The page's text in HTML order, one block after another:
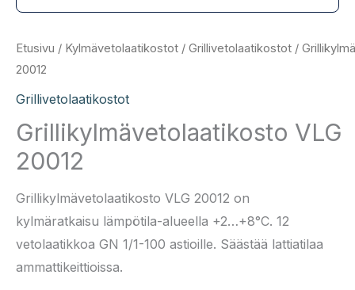
Etusivu / Kylmävetolaatikostot / Grillivetolaatikostot /
20012
Grillivetolaatikostot
Grillikylmävetolaatikosto VLG
20012
Grillikylmävetolaatikosto VLG 20012 on
kylmäratkaisu lämpötila-alueella +2…+8°C. 12
vetolaatikkoa GN 1/1-100 astioille. Säästää lattiatilaa
ammattikeittioissa.